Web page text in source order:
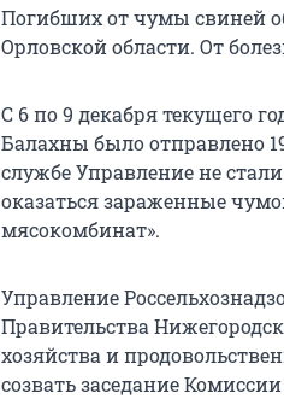
Погибших от чумы свиней
Орловской области. От
С 6 по 9 декабря текущего
Балахны было отправлено
службе Управление не
оказаться зараженные
мясокомбинат».
Управление
Правительства
хозяйства и
созвать заседание